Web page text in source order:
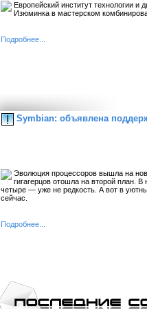
Европейский институт технологии
Изюминка в мастерском
Подробнее...
Symbian: объявлена
Эволюция процессоров вышла на
гигагерцов отошла на второй план.
четыре — уже не редкость. А вот в
сейчас.
Подробнее...